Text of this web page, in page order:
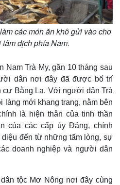
các món ăn khô gửi vào cho
dịch phía Nam.
Nam Trà My, gần 10 tháng sau
dân nơi đây đã được bố trí
cư Bằng La. Với người dân Trà
làng mới khang trang, nằm bên
là hiện thân của tinh thần
của các cấp ủy Đảng, chính
đến từ những tấm lòng, sự
doanh nghiệp và người dân
tộc Mơ Nông nơi đây cùng